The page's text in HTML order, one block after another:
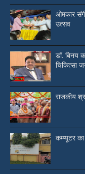
ओमकार
उत्सव
डॉ. बिनय
चिकित्सा
राजकीय
कम्प्यूटर